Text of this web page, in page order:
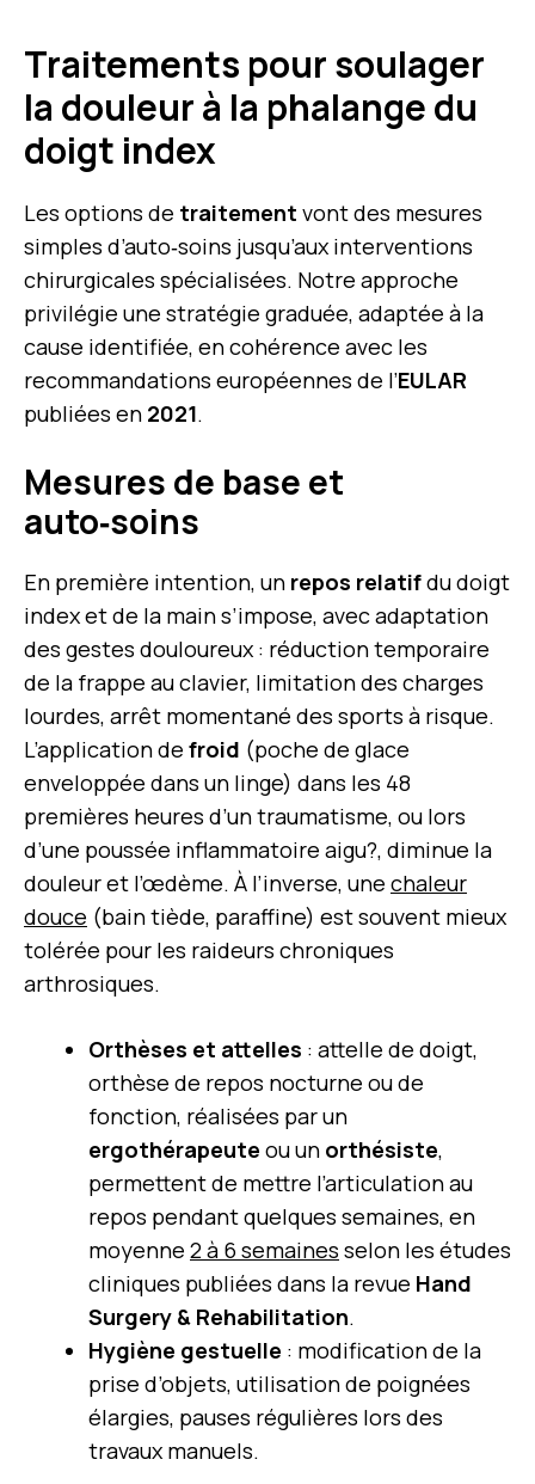
Traitements pour soulager
la douleur à la phalange du
doigt index
Les options de traitement vont des mesures
simples d’auto‑soins jusqu’aux interventions
chirurgicales spécialisées. Notre approche
privilégie une stratégie graduée, adaptée à la
cause identifiée, en cohérence avec les
recommandations européennes de l’EULAR
publiées en 2021.
Mesures de base et
auto‑soins
En première intention, un repos relatifdu doigt
index et de la main s’impose, avec adaptation
des gestes douloureux : réduction temporaire
de la frappe au clavier, limitation des charges
lourdes, arrêt momentané des sports à risque.
L’application de froid (poche de glace
enveloppée dans un linge) dans les 48
premières heures d’un traumatisme, ou lors
d’une poussée inflammatoire aigu?, diminue la
douleur et l’œdème. À l’inverse, une chaleur
douce (bain tiède, paraffine) est souvent mieux
tolérée pour les raideurs chroniques
arthrosiques.
Orthèses et attelles : attelle de doigt,
orthèse de repos nocturne ou de
fonction, réalisées par un
ergothérapeute ou un orthésiste,
permettent de mettre l’articulation au
repos pendant quelques semaines, en
moyenne 2 à 6 semaines selon les études
cliniques publiées dans la revue Hand
Surgery & Rehabilitation.
Hygiène gestuelle : modification de la
prise d’objets, utilisation de poignées
élargies, pauses régulières lors des
travaux manuels.